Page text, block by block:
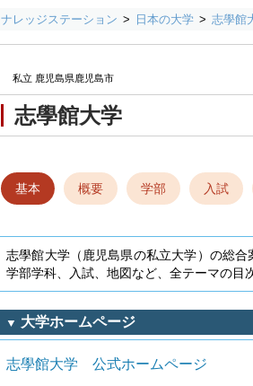
ナレッジステーション 日本の大学 志學館
志學館大学
私立 鹿児島県鹿児島市
基本 概要 学部 入試
志學館大学（鹿児島県の私立大学）の総合
学部学科、入試、地図など、全テーマの目
▼ 大学ホームページ
志學館大学 公式ホームページ